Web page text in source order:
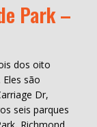
Park –
dos oito
são
Dr,
seis parques